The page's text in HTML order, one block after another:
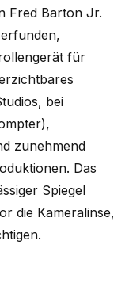
Fred Barton Jr.
für
bei
zunehmend
Das
Spiegel
die Kameralinse,